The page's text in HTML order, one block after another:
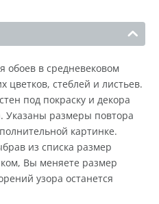
обоев в средневековом
цветков, стеблей и листьев.
под покраску и декора
Указаны размеры повтора
картинке.
из списка размер
Вы меняете размер
узора останется